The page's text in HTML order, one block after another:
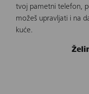
tvoj pametni telefon,
možeš upravljati i na
kuće.